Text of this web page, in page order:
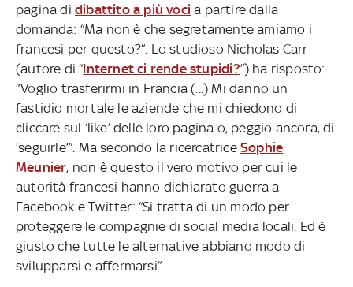
pagina di dibattito a più voci a partire dalla
domanda: “Ma non è che segretamente amiamo i
francesi per questo?”. Lo studioso Nicholas Carr
(autore di “Internet ci rende stupidi?”) ha risposto:
“Voglio trasferirmi in Francia (...) Mi danno un
fastidio mortale le aziende che mi chiedono di
cliccare sul ‘like’ delle loro pagina o, peggio ancora, di
‘seguirle’”. Ma secondo la ricercatrice Sophie
Meunier, non è questo il vero motivo per cui le
autorità francesi hanno dichiarato guerra a
Facebook e Twitter: “Si tratta di un modo per
proteggere le compagnie di social media locali. Ed è
giusto che tutte le alternative abbiano modo di
svilupparsi e affermarsi”.